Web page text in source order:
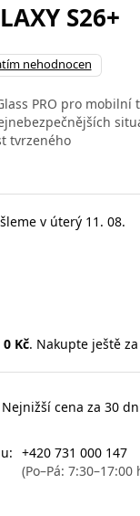
S26+
nehodnocen
PRO pro
tvrzeného
v úterý 11. 08.
0 Kč. Nakupte ještě za
Nejnižší cena za 30
+420 731 000 147
(Po–Pá: 7:30–17:00